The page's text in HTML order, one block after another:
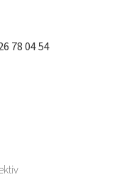
78 04 54